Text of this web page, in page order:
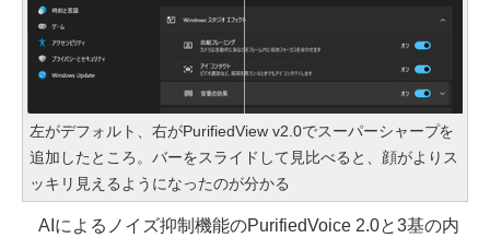
左がデフォルト、右がPurifiedView v2.0でスーパーシャープを
追加したところ。バーをスライドして見比べると、顔がよりス
ッキリ見えるようになったのが分かる
AIによるノイズ抑制機能のPurifiedVoice 2.0と3基の内